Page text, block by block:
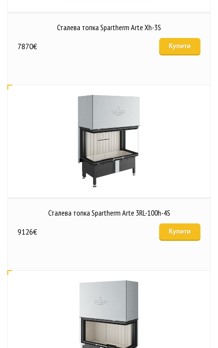
Сталева топка Spartherm Arte Xh-3S
7870€ Купити
Сталева топка Spartherm Arte 3RL-100h-4S
9126€ Купити